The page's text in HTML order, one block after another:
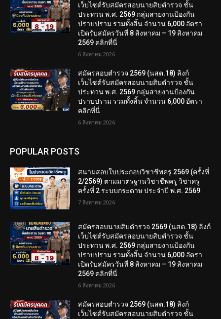
เว็บไซต์รับสมัครสอบนายสิบตำรวจ ชั้น
ประทวน พ.ศ. 2569 กลุ่มสายงานป้องกัน
ปราบปราม รวมทั้งสิ้น จำนวน 6,000 อัตรา
เปิดรับสมัครวันที่ 8 สิงหาคม – 19 สิงหาคม
2569 คลิกที่นี่
6 สิงหาคม 2026
สมัครสอบตํารวจ 2569 (นสต.18) ลิงก์
เว็บไซต์รับสมัครสอบนายสิบตำรวจ ชั้น
ประทวน พ.ศ. 2569 กลุ่มสายงานป้องกัน
ปราบปราม รวมทั้งสิ้น จำนวน 6,000 อัตรา
คลิกที่นี่
6 สิงหาคม 2026
POPULAR POSTS
สนามสอบใบประกอบวิชาชีพครู 2569 (ครั้งที่
2/2569) ตามมาตรฐานวิชาชีพครู วิชาครู
ครั้งที่ 2 ระบบกระดาษ ประจำปี พ.ศ. 2569
7 สิงหาคม 2026
สมัครสอบนายสิบตำรวจ 2569 (นสต.18) ลิงก์
เว็บไซต์รับสมัครสอบนายสิบตำรวจ ชั้น
ประทวน พ.ศ. 2569 กลุ่มสายงานป้องกัน
ปราบปราม รวมทั้งสิ้น จำนวน 6,000 อัตรา
เปิดรับสมัครวันที่ 8 สิงหาคม – 19 สิงหาคม
2569 คลิกที่นี่
6 สิงหาคม 2026
สมัครสอบตํารวจ 2569 (นสต.18) ลิงก์
เว็บไซต์รับสมัครสอบนายสิบตำรวจ ชั้น